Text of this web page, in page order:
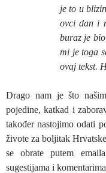
je to u
ovci dan i
buraz je
mi je toga
ovaj tekst.
Drago nam je što
pojedine, katkad i
također nastojimo odati
živote za boljitak
se obrate putem
sugestijama i